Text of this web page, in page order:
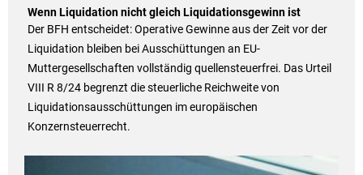
Wenn Liquidation nicht gleich Liquidationsgewinn ist
Der BFH entscheidet: Operative Gewinne aus der Zeit vor der
Liquidation bleiben bei Ausschüttungen an EU-
Muttergesellschaften vollständig quellensteuerfrei. Das Urteil
VIII R 8/24 begrenzt die steuerliche Reichweite von
Liquidationsausschüttungen im europäischen
Konzernsteuerrecht.